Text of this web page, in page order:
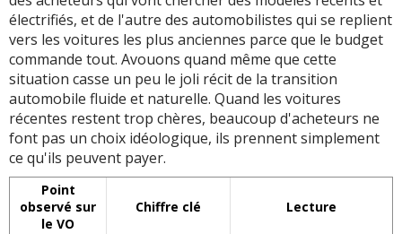
électrifiés, et de l'autre des automobilistes qui se replient
vers les voitures les plus anciennes parce que le budget
commande tout. Avouons quand même que cette
situation casse un peu le joli récit de la transition
automobile fluide et naturelle. Quand les voitures
récentes restent trop chères, beaucoup d'acheteurs ne
font pas un choix idéologique, ils prennent simplement
ce qu'ils peuvent payer.
Point
observé sur
le VO
Chiffre clé Lecture